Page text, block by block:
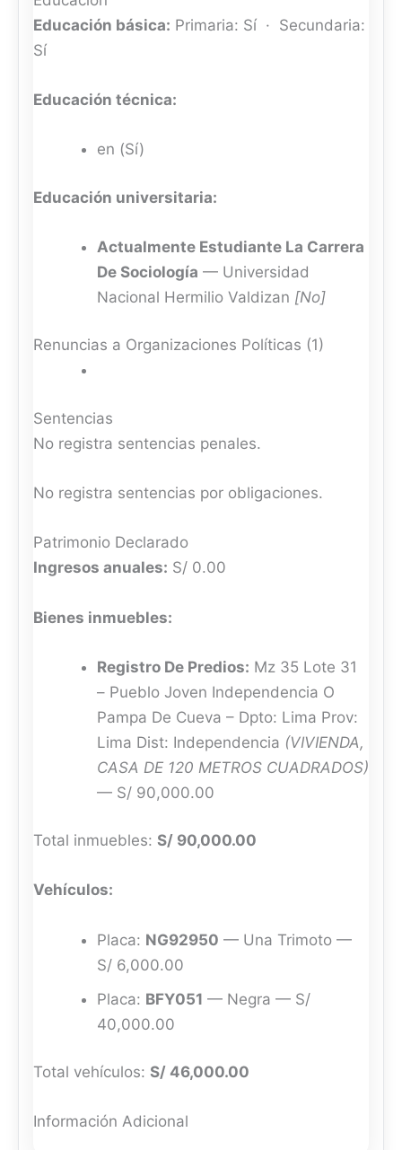
Educación básica: Primaria: Sí · Secundaria:
Sí
Educación técnica:
en (Sí)
Educación universitaria:
Actualmente Estudiante La Carrera
De Sociología — Universidad
Nacional Hermilio Valdizan [No]
Renuncias a Organizaciones Políticas (1)
Sentencias
No registra sentencias penales.
No registra sentencias por obligaciones.
Patrimonio Declarado
Ingresos anuales: S/ 0.00
Bienes inmuebles:
Registro De Predios: Mz 35 Lote 31
– Pueblo Joven Independencia O
Pampa De Cueva – Dpto: Lima Prov:
Lima Dist: Independencia (VIVIENDA,
CASA DE 120 METROS CUADRADOS)
— S/ 90,000.00
Total inmuebles: S/ 90,000.00
Vehículos:
Placa: NG92950 — Una Trimoto —
S/ 6,000.00
Placa: BFY051 — Negra — S/
40,000.00
Total vehículos: S/ 46,000.00
Información Adicional